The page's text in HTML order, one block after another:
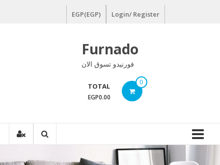
Login/ Register
EGP(EGP)
Furnado
فورنيدو تسوق الان
0
TOTAL
EGP0.00